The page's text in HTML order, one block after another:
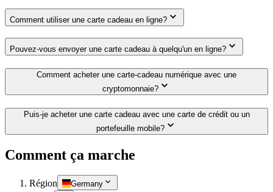
Comment utiliser une carte cadeau en ligne?
Pouvez-vous envoyer une carte cadeau à quelqu'un en ligne?
Comment acheter une carte-cadeau numérique avec une
cryptomonnaie?
Puis-je acheter une carte cadeau avec une carte de crédit ou un
portefeuille mobile?
Comment ça marche
Région Germany